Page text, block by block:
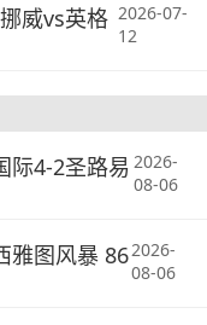
威vs英格 2026-07-
12
际4-2圣路易 2026-
08-06
雅图风暴 862026-
08-06